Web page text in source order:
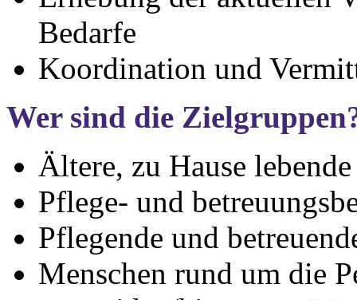
Bedarfe
Koordination und
Wer sind die
Ältere, zu Hause
Pflege- und
Pflegende und
Menschen rund um die